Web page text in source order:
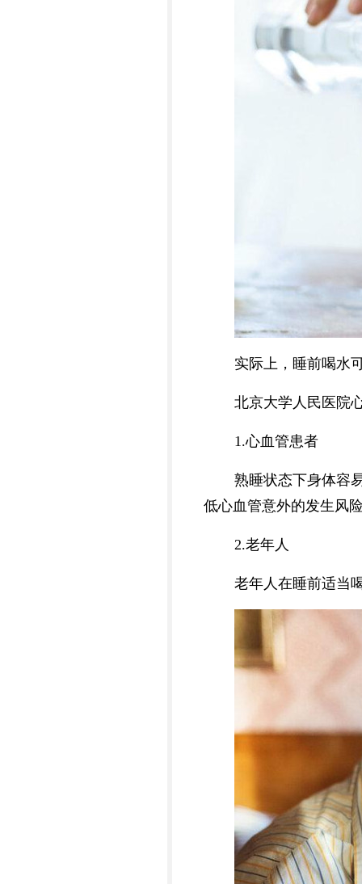
实际上，睡前喝水
北京大学人民医院
1.心血管患者
熟睡状态下身体容
低心血管意外的发生风
2.老年人
老年人在睡前适当